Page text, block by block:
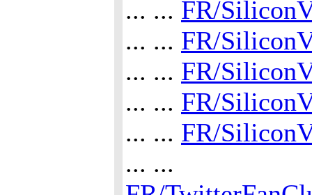
... ... FR/
... ... FR/
... ... FR/
... ... FR/
... ... FR/
... ...